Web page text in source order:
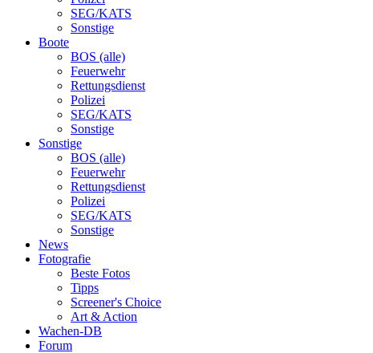
SEG/KATS
Sonstige
Boote
BOS (alle)
Feuerwehr
Rettungsdienst
Polizei
SEG/KATS
Sonstige
Sonstige
BOS (alle)
Feuerwehr
Rettungsdienst
Polizei
SEG/KATS
Sonstige
News
Fotografie
Beste Fotos
Tipps
Screener's Choice
Art & Action
Wachen-DB
Forum